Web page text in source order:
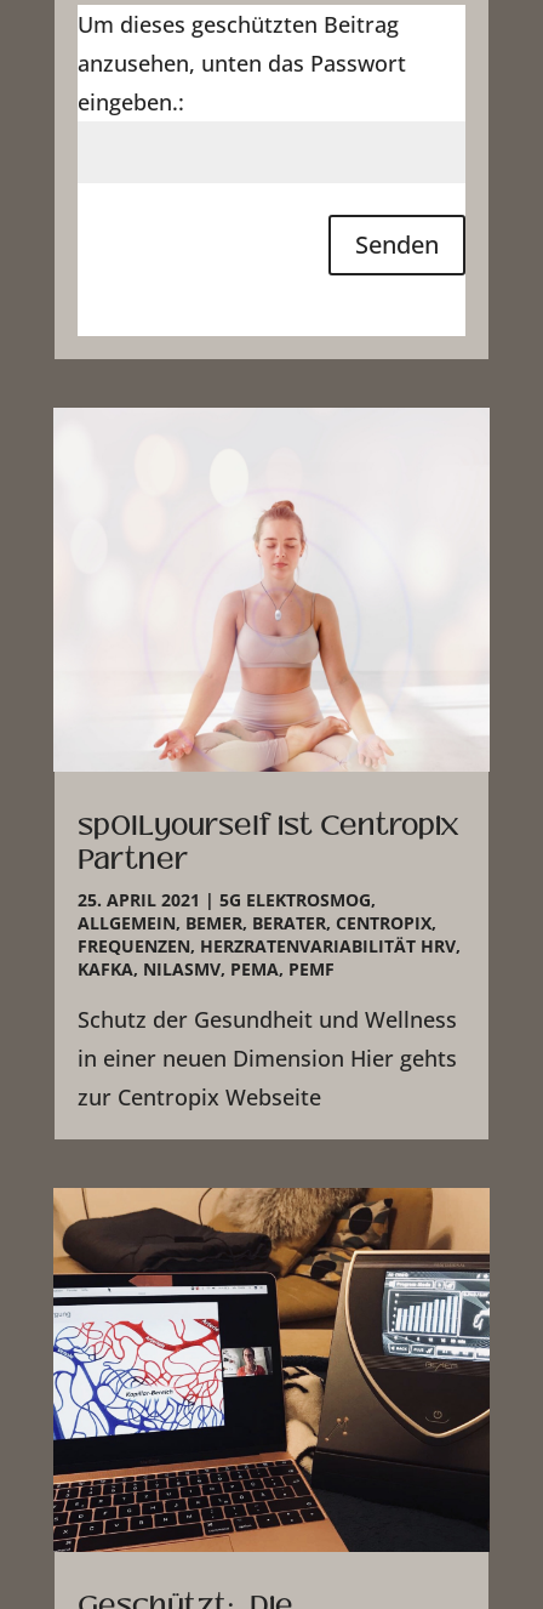
Um dieses geschützten Beitrag
anzusehen, unten das Passwort
eingeben.:
Senden
spOILyourself ist Centropix
Partner
25. APRIL 2021 | 5G ELEKTROSMOG,
ALLGEMEIN, BEMER, BERATER, CENTROPIX,
FREQUENZEN, HERZRATENVARIABILITÄT HRV,
KAFKA, NILASMV, PEMA, PEMF
Schutz der Gesundheit und Wellness
in einer neuen Dimension Hier gehts
zur Centropix Webseite